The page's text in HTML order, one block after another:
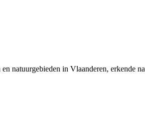
natuurgebieden in Vlaanderen, erkende